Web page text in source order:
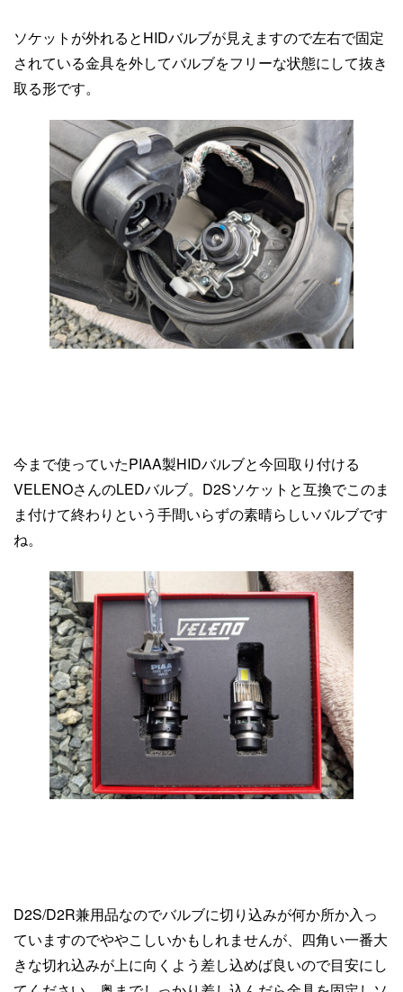
ソケットが外れるとHIDバルブが見えますので左右で固定
されている金具を外してバルブをフリーな状態にして抜き
取る形です。
今まで使っていたPIAA製HIDバルブと今回取り付ける
VELENOさんのLEDバルブ。D2Sソケットと互換でこのま
ま付けて終わりという手間いらずの素晴らしいバルブです
ね。
D2S/D2R兼用品なのでバルブに切り込みが何か所か入っ
ていますのでややこしいかもしれませんが、四角い一番大
きな切れ込みが上に向くよう差し込めば良いので目安にし